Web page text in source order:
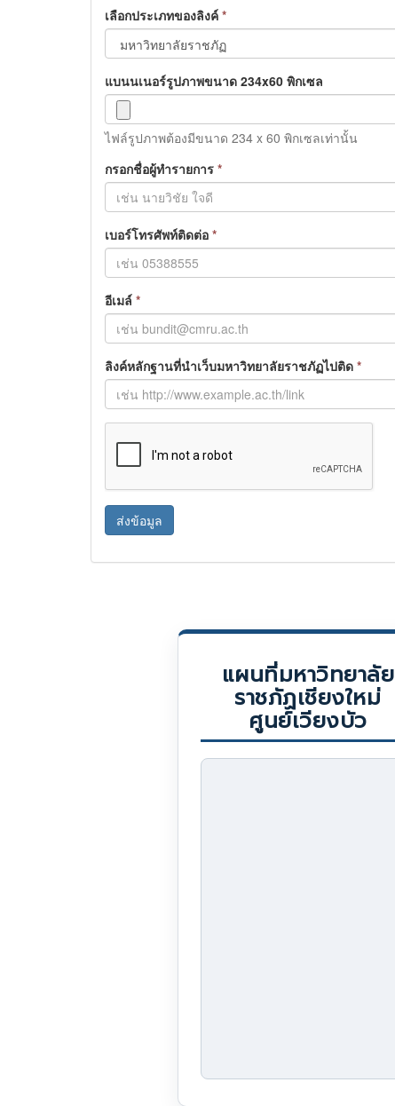
เลือกประเภทของลิงค์ *
แบนนเนอร์รูปภาพขนาด 234x60 พิกเซล
ไฟล์รูปภาพต้องมีขนาด 234 x 60 พิกเซลเท่านั้น
กรอกชื่อผู้ทำรายการ *
เบอร์โทรศัพท์ติดต่อ *
อีเมล์ *
ลิงค์หลักฐานที่นำเว็บมหาวิทยาลัยราชภัฏไปติด *
ส่งข้อมูล
แผนที่มหาวิทยาลัย
ราชภัฏเชียงใหม่
ศูนย์เวียงบัว